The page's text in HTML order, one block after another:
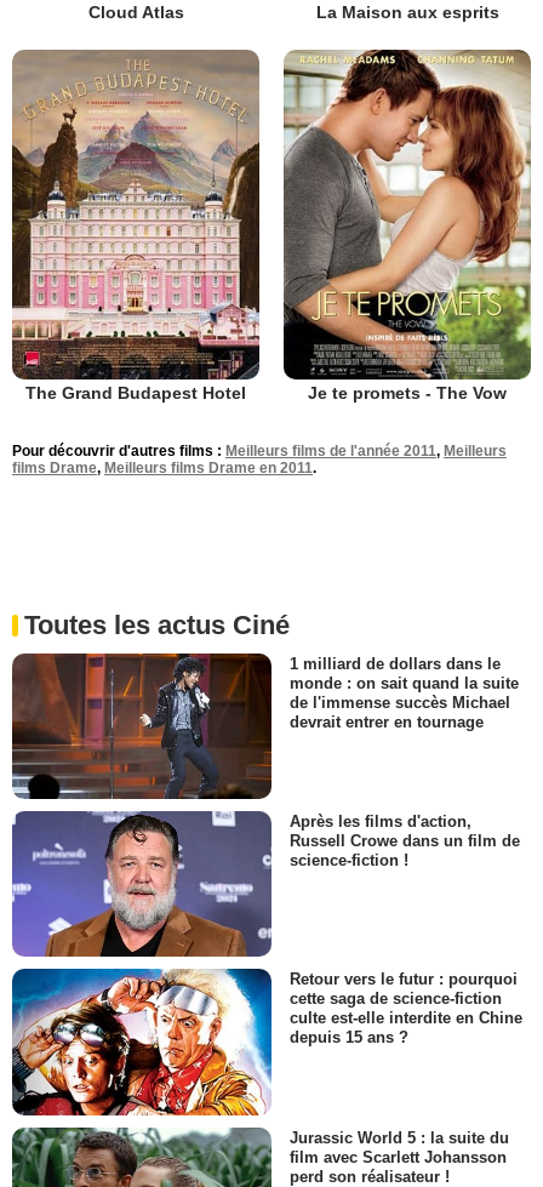
Cloud Atlas La Maison aux esprits
The Grand Budapest Hotel Je te promets - The Vow
Pour découvrir d'autres films : Meilleurs films de l'année 2011, Meilleurs
films Drame, Meilleurs films Drame en 2011.
Toutes les actus Ciné
1 milliard de dollars dans le
monde : on sait quand la suite
de l'immense succès Michael
devrait entrer en tournage
Après les films d'action,
Russell Crowe dans un film de
science-fiction !
Retour vers le futur : pourquoi
cette saga de science-fiction
culte est-elle interdite en Chine
depuis 15 ans ?
Jurassic World 5 : la suite du
film avec Scarlett Johansson
perd son réalisateur !